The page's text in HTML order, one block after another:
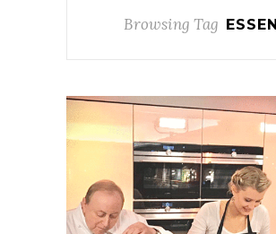
Browsing Tag ESSEN